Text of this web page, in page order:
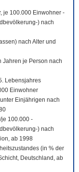
je 100.000 Einwohner -
) nach
nach Alter und
Jahren je Person nach
Lebensjahres
Einwohner
Einjährigen nach
je 100.000 -
) nach
ab 1998
(in % der
Deutschland, ab